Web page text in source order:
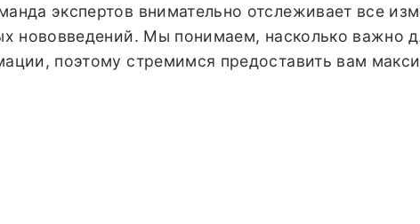
экспертов внимательно отслеживает все
нововведений. Мы понимаем, насколько важно
поэтому стремимся предоставить вам